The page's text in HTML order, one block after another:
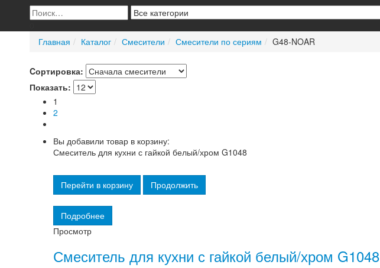
Главная
Каталог Смесители Смесители по сериям G48-NOAR
Cортировка:
Показать:
1
2
Вы добавили товар в корзину:
Смеситель для кухни с гайкой белый/хром G1048
Перейти в корзину Продолжить
Подробнее
Просмотр
Смеситель для кухни с гайкой белый/хром G1048